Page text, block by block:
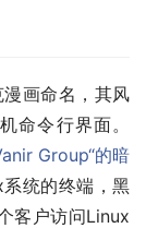
画命名，其风
命令行界面。
Group“的暗
统的终端，黑
客户访问Linux